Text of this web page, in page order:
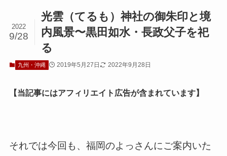
光雲（てるも）神社の御朱印と境
内風景〜黒田如水・長政父子を祀
る
2022
9/28
九州・沖縄 2019年5月27日 2022年9月28日
【当記事にはアフィリエイト広告が含まれています】
それでは今回も、福岡のよっさんにご案内いた